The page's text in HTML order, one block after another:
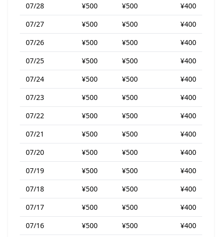
07/28
¥500 ¥500
¥400
07/27
¥500 ¥500
¥400
07/26
¥500 ¥500
¥400
07/25
¥500 ¥500
¥400
07/24
¥500 ¥500
¥400
07/23
¥500 ¥500
¥400
07/22
¥500 ¥500
¥400
07/21
¥500 ¥500
¥400
07/20
¥500 ¥500
¥400
07/19
¥500 ¥500
¥400
07/18
¥500 ¥500
¥400
07/17
¥500 ¥500
¥400
07/16
¥500 ¥500 ¥400